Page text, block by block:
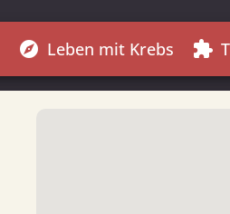
explore Leben mit Krebs extension